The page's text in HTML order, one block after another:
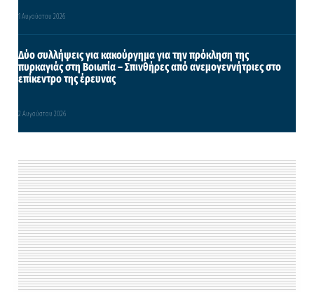
1 Αυγούστου 2026
Δύο συλλήψεις για κακούργημα για την πρόκληση της
πυρκαγιάς στη Βοιωτία – Σπινθήρες από ανεμογεννήτριες στο
επίκεντρο της έρευνας
2 Αυγούστου 2026